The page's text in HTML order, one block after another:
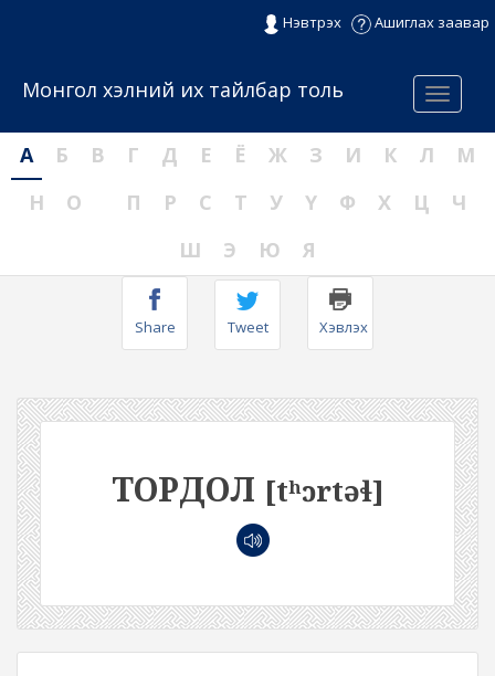
Нэвтрэх Ашиглах заавар
Menu
Монгол хэлний их тайлбар толь
А Б В Г Д Е Ё Ж З И К Л
М
Н
О П Р С Т У Ү Ф Х Ц
Ч
Ш
Э Ю Я
Share Tweet Хэвлэх
ТОРДОЛ [tʰɔrtəɬ]